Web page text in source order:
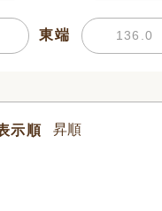
東端
示順